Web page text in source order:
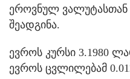
ეროვნულ ვალუტასთან
შეადგინა.
ევროს კურსი 3.1980
ევროს ცვლილებამ